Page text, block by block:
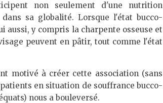
non seulement d'une nutrition
sa globalité. Lorsque l'état bucco-
aussi, y compris la charpente osseuse et
peuvent en pâtir, tout comme l'état
motivé à créer cette association (sans
en situation de souffrance bucco-
nous a bouleversé.